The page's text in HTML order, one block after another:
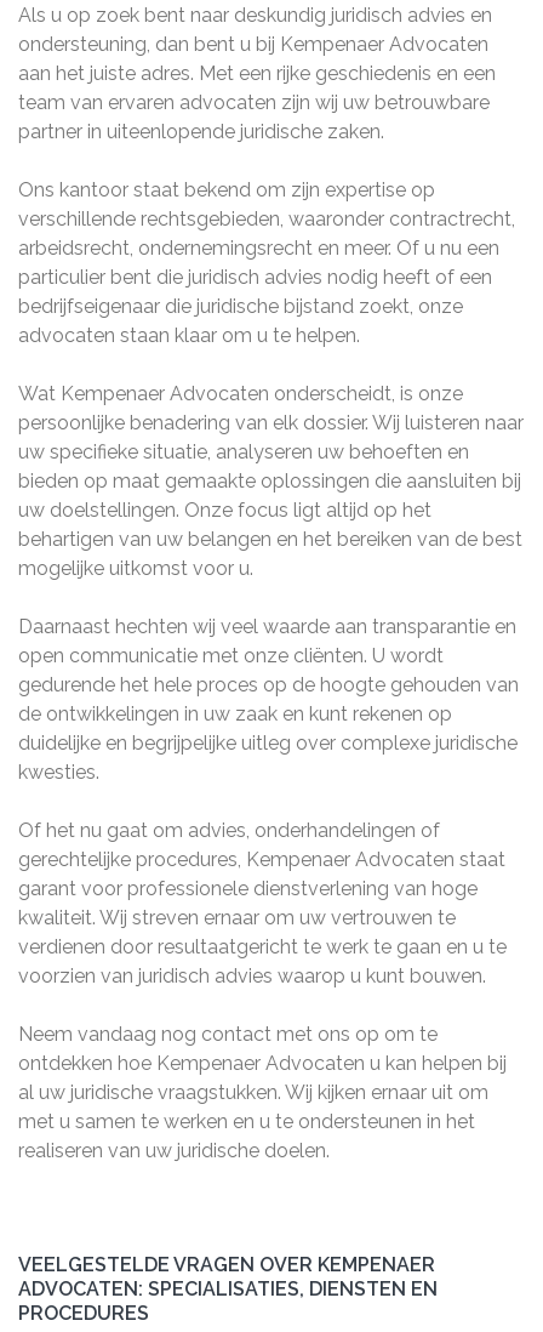
Als u op zoek bent naar deskundig juridisch advies en
ondersteuning, dan bent u bij Kempenaer Advocaten
aan het juiste adres. Met een rijke geschiedenis en een
team van ervaren advocaten zijn wij uw betrouwbare
partner in uiteenlopende juridische zaken.
Ons kantoor staat bekend om zijn expertise op
verschillende rechtsgebieden, waaronder contractrecht,
arbeidsrecht, ondernemingsrecht en meer. Of u nu een
particulier bent die juridisch advies nodig heeft of een
bedrijfseigenaar die juridische bijstand zoekt, onze
advocaten staan klaar om u te helpen.
Wat Kempenaer Advocaten onderscheidt, is onze
persoonlijke benadering van elk dossier. Wij luisteren naar
uw specifieke situatie, analyseren uw behoeften en
bieden op maat gemaakte oplossingen die aansluiten bij
uw doelstellingen. Onze focus ligt altijd op het
behartigen van uw belangen en het bereiken van de best
mogelijke uitkomst voor u.
Daarnaast hechten wij veel waarde aan transparantie en
open communicatie met onze cliënten. U wordt
gedurende het hele proces op de hoogte gehouden van
de ontwikkelingen in uw zaak en kunt rekenen op
duidelijke en begrijpelijke uitleg over complexe juridische
kwesties.
Of het nu gaat om advies, onderhandelingen of
gerechtelijke procedures, Kempenaer Advocaten staat
garant voor professionele dienstverlening van hoge
kwaliteit. Wij streven ernaar om uw vertrouwen te
verdienen door resultaatgericht te werk te gaan en u te
voorzien van juridisch advies waarop u kunt bouwen.
Neem vandaag nog contact met ons op om te
ontdekken hoe Kempenaer Advocaten u kan helpen bij
al uw juridische vraagstukken. Wij kijken ernaar uit om
met u samen te werken en u te ondersteunen in het
realiseren van uw juridische doelen.
VEELGESTELDE VRAGEN OVER KEMPENAER
ADVOCATEN: SPECIALISATIES, DIENSTEN EN
PROCEDURES